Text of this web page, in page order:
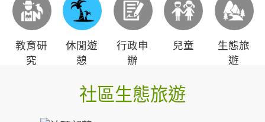
教育研
究
休閒遊
憩
行政申
辦
兒童
生態旅
遊
社區生態旅遊